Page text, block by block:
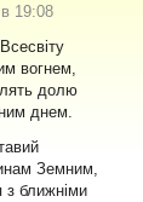
19:08
вогнем,
долю
днем.
Земним,
з ближніми